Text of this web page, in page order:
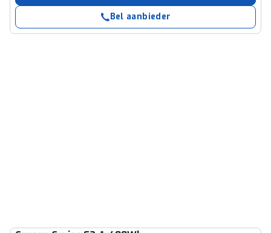
Bel aanbieder